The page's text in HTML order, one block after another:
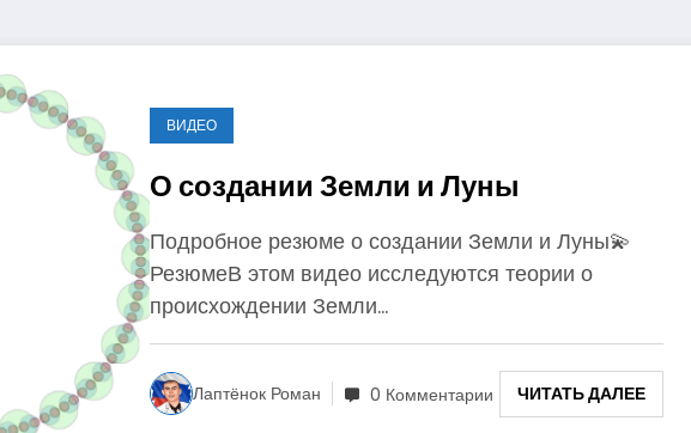
ВИДЕО
О создании Земли и Луны
Подробное резюме о создании Земли и Луны💫
РезюмеВ этом видео исследуются теории о
происхождении Земли…
Лаптёнок Роман 0 Комментарии ЧИТАТЬ ДАЛЕЕ